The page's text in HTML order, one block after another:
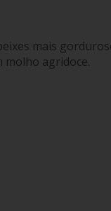
mais
molho agridoce.